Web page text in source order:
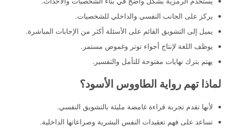
يركز على الجانب النفسي والداخلي للشخصيات.
يميل إلى التشويق القائم على الأسئلة أكثر من الإجابات المباشرة.
يوظف اللغة لإنتاج أجواء توتر وغموض مستمر.
يهتم بترك نهايات مفتوحة للتأمل والتفسير.
لماذا تهم رواية الطاووس الأسود؟
لأنها تقدم تجربة قراءة غامضة مليئة بالتشويق النفسي.
تساعد على فهم تعقيدات النفس البشرية وصراعاتها الداخلية.